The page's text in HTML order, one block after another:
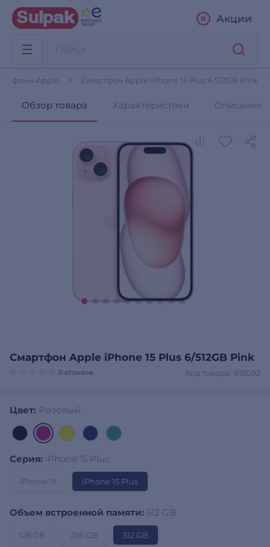
Акции
Apple Смартфон Apple iPhone 15 Plus 6 512GB Pink
Обзор товара Характеристики Описание
Смартфон Apple iPhone 15 Plus 6/512GB Pink
Код товара: 615092
0 отзывов
Цвет: Розовый
Серия: iPhone 15 Plus
iPhone 15 iPhone 15 Plus
Объем встроенной памяти: 512 GB
128 GB 256 GB 512 GB